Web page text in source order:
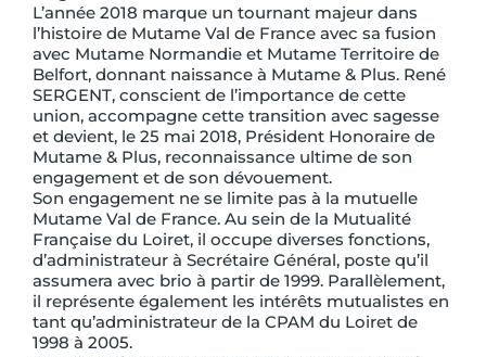
L’année 2018 marque un tournant majeur dans
l’histoire de Mutame Val de France avec sa fusion
avec Mutame Normandie et Mutame Territoire de
Belfort, donnant naissance à Mutame & Plus. René
SERGENT, conscient de l’importance de cette
union, accompagne cette transition avec sagesse
et devient, le 25 mai 2018, Président Honoraire de
Mutame & Plus, reconnaissance ultime de son
engagement et de son dévouement.
Son engagement ne se limite pas à la mutuelle
Mutame Val de France. Au sein de la Mutualité
Française du Loiret, il occupe diverses fonctions,
d’administrateur à Secrétaire Général, poste qu’il
assumera avec brio à partir de 1999. Parallèlement,
il représente également les intérêts mutualistes en
tant qu’administrateur de la CPAM du Loiret de
1998 à 2005.